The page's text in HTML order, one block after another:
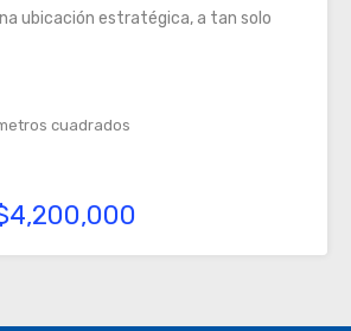
ubicación estratégica, a tan solo
cuadrados